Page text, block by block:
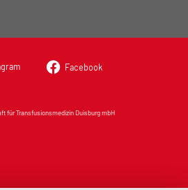
Facebook
für Transfusionsmedizin Duisburg mbH